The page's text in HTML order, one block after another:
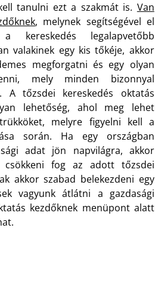
tanulni ezt a szakmát is. Van
, melynek segítségével el
kereskedés legalapvetőbb
valakinek egy kis tőkéje, akkor
megforgatni és egy olyan
mely minden bizonnyal
A tőzsdei kereskedés oktatás
lehetőség, ahol meg lehet
melyre figyelni kell a
során. Ha egy országban
adat jön napvilágra, akkor
csökkeni fog az adott tőzsdei
akkor szabad belekezdeni egy
vagyunk átlátni a gazdasági
kezdőknek menüpont alatt